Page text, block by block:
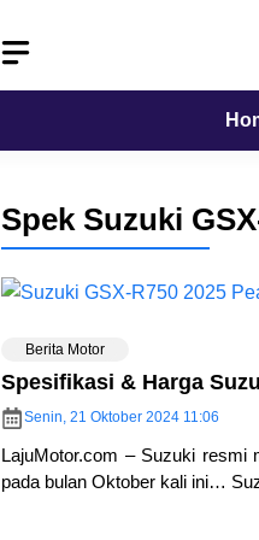
Spek Suzuki
Berita Motor
Spesifikasi & Harga
Senin, 21 Oktober 2024 11:06
LajuMotor.com – Suzuki resmi
pada bulan Oktober kali ini…